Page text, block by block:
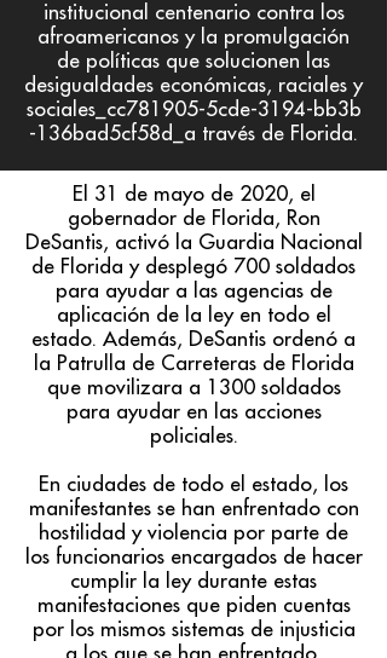
institucional centenario contra los
afroamericanos y la promulgación
de políticas que solucionen las
desigualdades económicas, raciales y
sociales_cc781905-5cde-3194-bb3b
-136bad5cf58d_a través de Florida.
El 31 de mayo de 2020, el
gobernador de Florida, Ron
DeSantis, activó la Guardia Nacional
de Florida y desplegó 700 soldados
para ayudar a las agencias de
aplicación de la ley en todo el
estado. Además, DeSantis ordenó a
la Patrulla de Carreteras de Florida
que movilizara a 1300 soldados
para ayudar en las acciones
policiales.
En ciudades de todo el estado, los
manifestantes se han enfrentado con
hostilidad y violencia por parte de
los funcionarios encargados de hacer
cumplir la ley durante estas
manifestaciones que piden cuentas
por los mismos sistemas de injusticia
a los que se han enfrentado.